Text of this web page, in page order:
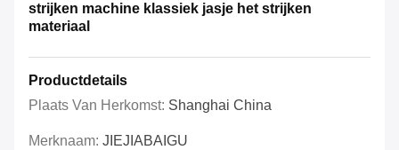
strijken machine klassiek jasje het strijken
materiaal
Productdetails
Plaats Van Herkomst: Shanghai China
Merknaam: JIEJIABAIGU